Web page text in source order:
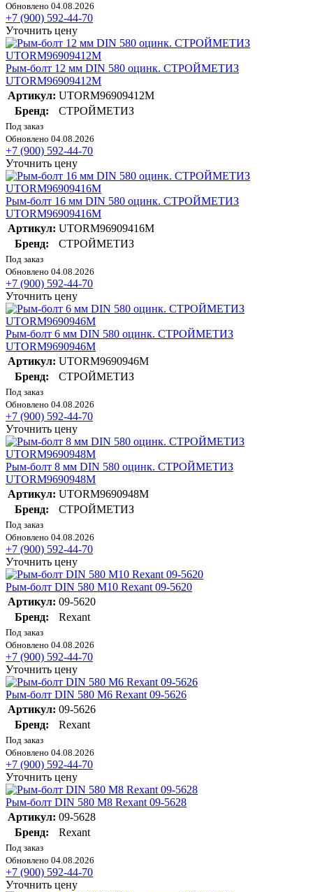
Обновлено 04.08.2026
+7 (900) 592-44-70
Уточнить цену
Рым-болт 12 мм DIN 580 оцинк. СТРОЙМЕТИЗ
UTORM96909412М
Артикул: UTORM96909412М
Бренд:
СТРОЙМЕТИЗ
Под заказ
Обновлено 04.08.2026
+7 (900) 592-44-70
Уточнить цену
Рым-болт 16 мм DIN 580 оцинк. СТРОЙМЕТИЗ
UTORM96909416М
Артикул: UTORM96909416М
Бренд:
СТРОЙМЕТИЗ
Под заказ
Обновлено 04.08.2026
+7 (900) 592-44-70
Уточнить цену
Рым-болт 6 мм DIN 580 оцинк. СТРОЙМЕТИЗ
UTORM9690946М
Артикул: UTORM9690946М
Бренд:
СТРОЙМЕТИЗ
Под заказ
Обновлено 04.08.2026
+7 (900) 592-44-70
Уточнить цену
Рым-болт 8 мм DIN 580 оцинк. СТРОЙМЕТИЗ
UTORM9690948М
Артикул: UTORM9690948М
Бренд:
СТРОЙМЕТИЗ
Под заказ
Обновлено 04.08.2026
+7 (900) 592-44-70
Уточнить цену
Рым-болт DIN 580 М10 Rexant 09-5620
Артикул: 09-5620
Бренд:
Rexant
Под заказ
Обновлено 04.08.2026
+7 (900) 592-44-70
Уточнить цену
Рым-болт DIN 580 М6 Rexant 09-5626
Артикул: 09-5626
Бренд:
Rexant
Под заказ
Обновлено 04.08.2026
+7 (900) 592-44-70
Уточнить цену
Рым-болт DIN 580 М8 Rexant 09-5628
Артикул: 09-5628
Бренд:
Rexant
Под заказ
Обновлено 04.08.2026
+7 (900) 592-44-70
Уточнить цену